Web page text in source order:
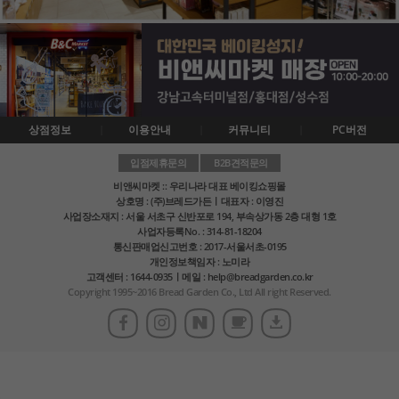
상점정보 이용안내 커뮤니티 PC버전
입점제휴문의
B2B견적문의
비앤씨마켓 :: 우리나라 대표 베이킹쇼핑몰
상호명 : (주)브레드가든ㅣ대표자 : 이영진
사업장소재지 : 서울 서초구 신반포로 194, 부속상가동 2층 대형 1호
사업자등록No. : 314-81-18204
통신판매업신고번호 : 2017-서울서초-0195
개인정보책임자 : 노미라
고객센터 : 1644-0935ㅣ메일 : help@breadgarden.co.kr
Copyright 1995~2016 Bread Garden Co., Ltd All right Reserved.